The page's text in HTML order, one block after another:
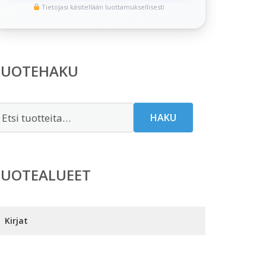
Tietojasi käsitellään luottamuksellisesti
HAKU
Kirjat